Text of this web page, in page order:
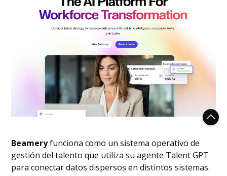
Beameryfunciona como un sistema operativo de
gestión del talento que utiliza su agente Talent GPT
para conectar datos dispersos en distintos sistemas.